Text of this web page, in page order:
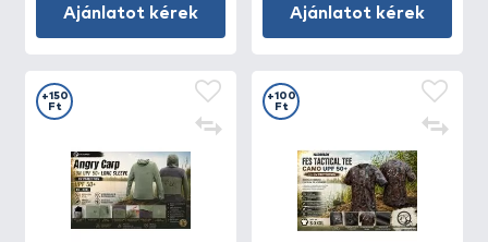
Ajánlatot kérek Ajánlatot kérek
+150
Ft
+100
Ft